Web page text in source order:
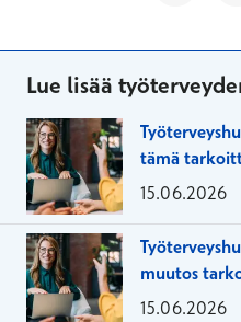
Lue lisää
tämä
15.06.2026
muutos
yrityksille?
15.06.2026